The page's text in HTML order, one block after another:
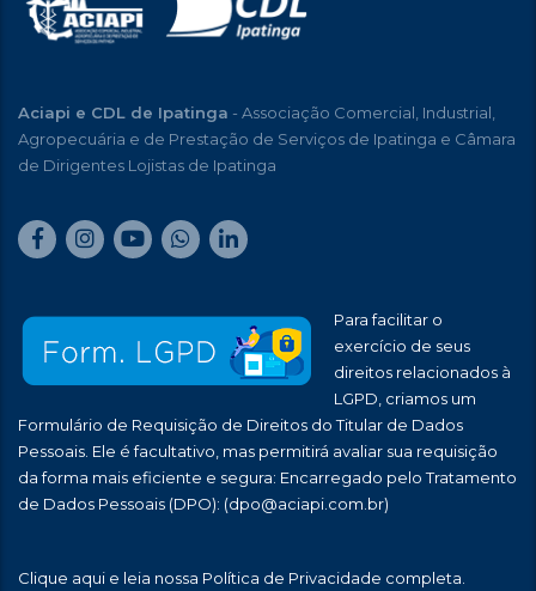
Aciapi e CDL de Ipatinga - Associação Comercial, Industrial,
Agropecuária e de Prestação de Serviços de Ipatinga e Câmara
de Dirigentes Lojistas de Ipatinga
Para facilitar o
exercício de seus
direitos relacionados à
LGPD, criamos um
Formulário de Requisição de Direitos do Titular de Dados
Pessoais. Ele é facultativo, mas permitirá avaliar sua requisição
da forma mais eficiente e segura: Encarregado pelo Tratamento
de Dados Pessoais (DPO): (dpo@aciapi.com.br)
Clique aqui e leia nossa Política de Privacidade completa.